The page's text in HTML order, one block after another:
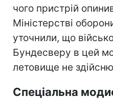
чого пристрій
Міністерстві
уточнили, що
Бундесверу в цей
летовище не
Спеціальна